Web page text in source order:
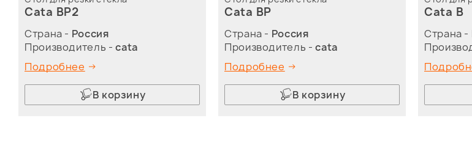
Cata BP2
Страна - Россия
Производитель -cata
Подробнее
В корзину
Cata BP
Страна - Россия
Производитель -cata
Подробнее
В корзину
Cata B
Страна -